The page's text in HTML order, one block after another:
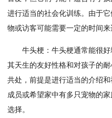
进行适当的社会化训练。由于
物或访客可能需要一定的时间来
牛头梗：牛头梗通常能很
其天生的友好性格和对孩子的
共处，前提是进行适当的介绍
成员或希望家中有多只宠物的
选择。